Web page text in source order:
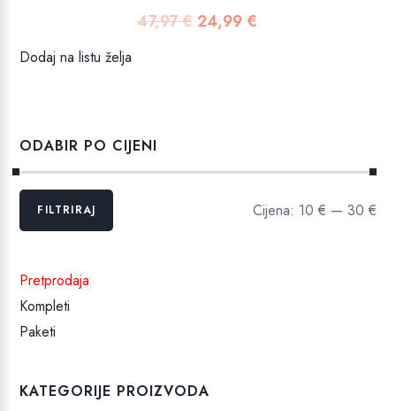
47,97€ Izvorna
24,99 €
Dodaj na listu želja
ODABIR PO CIJENI
Min
MaksFILTRIRAJ Cijena: 10 € — 30 €
Pretprodaja
Kompleti
Paketi
KATEGORIJE PROIZVODA